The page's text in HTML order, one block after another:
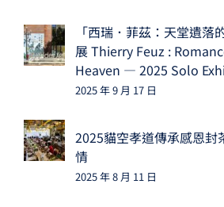
「西瑞．菲茲：天堂遺
展 Thierry Feuz :
Heaven — 2025 Solo
2025 年 9 月 17 日
2025貓空孝道傳承感恩
情
2025 年 8 月 11 日